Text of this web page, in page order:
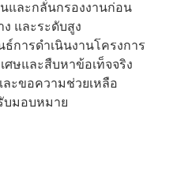
และกลั่นกรองงานก่อน
และระดับสูง
การดำเนินงานโครงการ
ศษและสืบหาข้อเท็จจริง
ละขอความช่วยเหลือ
บมอบหมาย